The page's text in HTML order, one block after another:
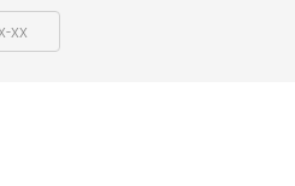
xx